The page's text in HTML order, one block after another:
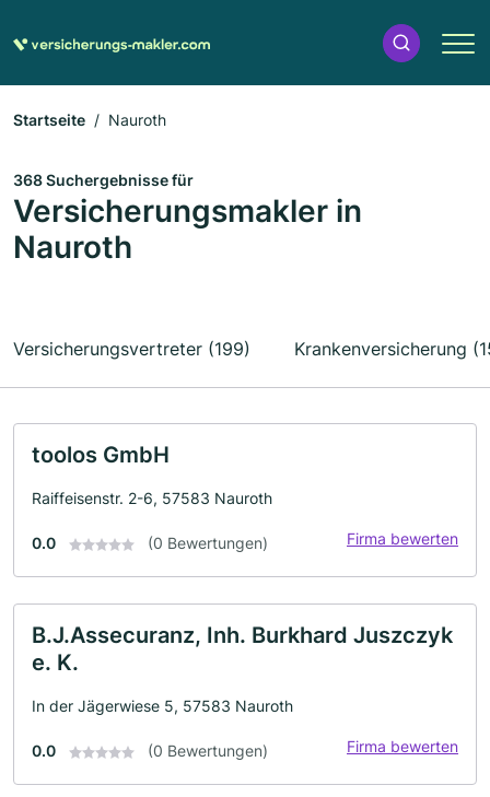
Startseite Nauroth
368 Suchergebnisse für
Versicherungsmakler in
Nauroth
Versicherungsvertreter (199) Krankenversicherung
toolos GmbH
Raiffeisenstr. 2-6, 57583 Nauroth
0.0 (0 Bewertungen) Firma bewerten
B.J.Assecuranz, Inh. Burkhard Juszczyk
e. K.
In der Jägerwiese 5, 57583 Nauroth
0.0 (0 Bewertungen) Firma bewerten